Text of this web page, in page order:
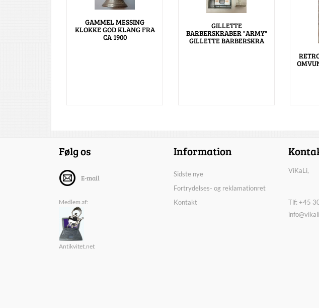
GAMMEL MESSING
KLOKKE GOD KLANG FRA
CA 1900
GILLETTE
BARBERSKRABER "ARMY"
GILLETTE BARBERSKRA
Følg os
E-mail
Medlem af:
Antikvitet.net
Information
Sidste nye
Fortrydelses- og reklamationret
Kontakt
ViKaLi,
Tlf: +45